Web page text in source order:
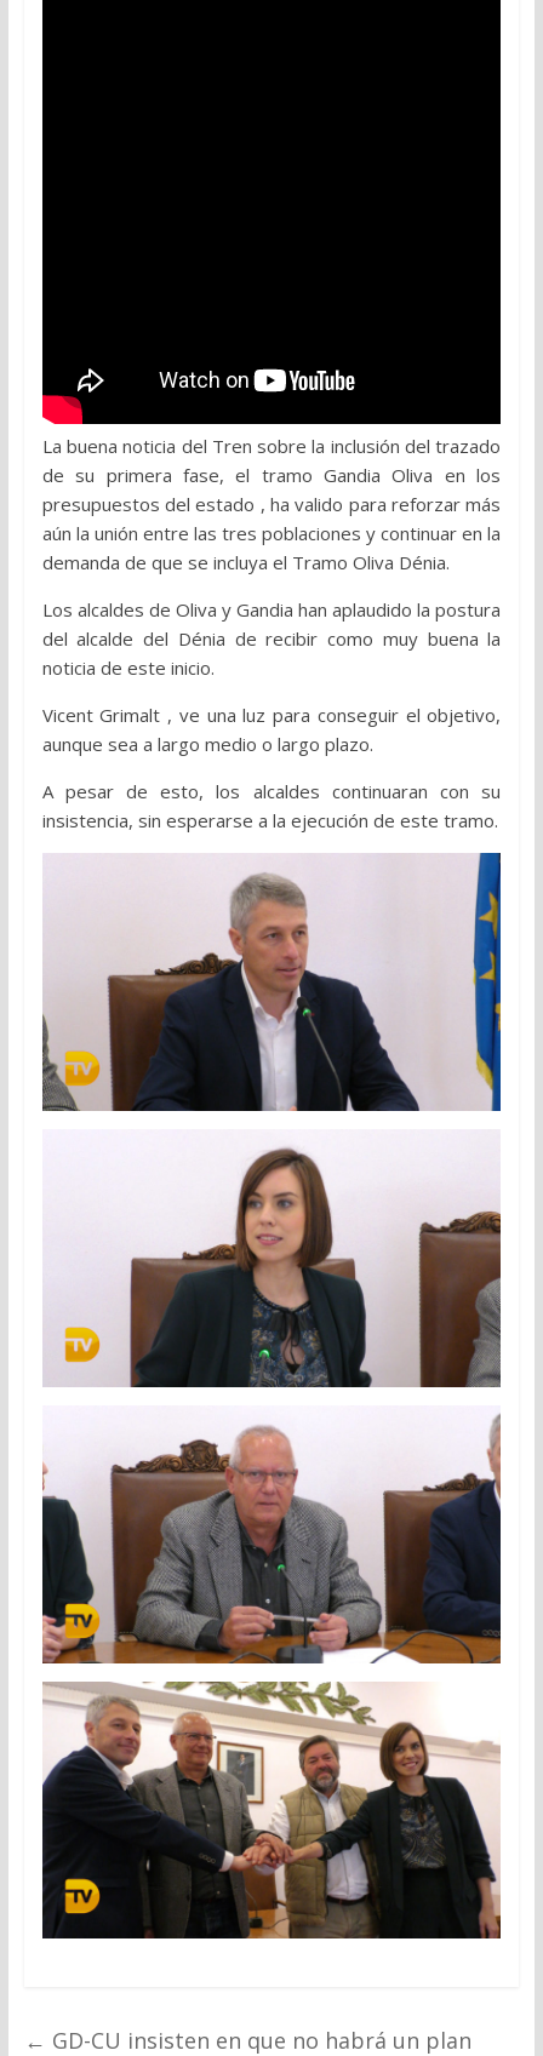
La buena noticia del Tren sobre la inclusión del trazado
de su primera fase, el tramo Gandia Oliva en los
presupuestos del estado , ha valido para reforzar más
aún la unión entre las tres poblaciones y continuar en la
demanda de que se incluya el Tramo Oliva Dénia.
Los alcaldes de Oliva y Gandia han aplaudido la postura
del alcalde del Dénia de recibir como muy buena la
noticia de este inicio.
Vicent Grimalt , ve una luz para conseguir el objetivo,
aunque sea a largo medio o largo plazo.
A pesar de esto, los alcaldes continuaran con su
insistencia, sin esperarse a la ejecución de este tramo.
← GD-CU insisten en que no habrá un plan